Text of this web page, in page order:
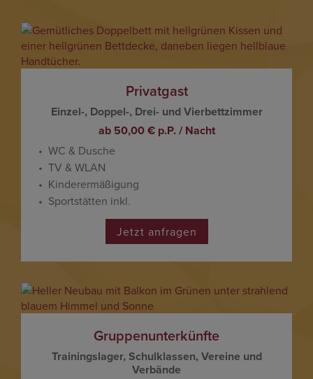
Privatgast
Einzel-, Doppel-, Drei- und Vierbettzimmer
ab 50,00 € p.P. / Nacht
WC & Dusche
TV & WLAN
Kinderermäßigung
Sportstätten inkl.
Jetzt anfragen
Gruppenunterkünfte
Trai­nings­lager, Schul­klassen, Vereine und
Verbände